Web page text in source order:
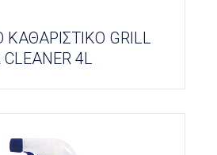
ΚΑΘΑΡΙΣΤΙΚΟ GRILL
4L